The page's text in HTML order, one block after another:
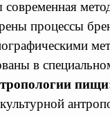
современная
процессы
в